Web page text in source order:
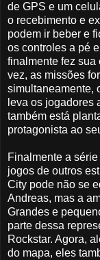
de GPS e um
o recebimento e
podem ir beber e
os controles a pé
finalmente fez sua
vez, as missões
simultaneamente,
leva os jogadores
também está
protagonista ao
Finalmente a
jogos de outros
City pode não se
Andreas, mas a
Grandes e
parte dessa
Rockstar. Agora,
do mapa, eles